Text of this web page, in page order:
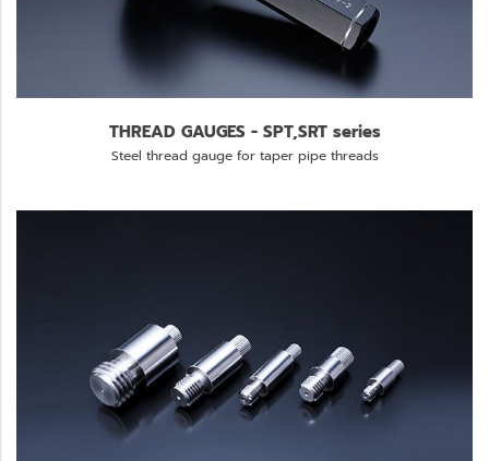
THREAD GAUGES - SPT,SRT series
Steel thread gauge for taper pipe threads